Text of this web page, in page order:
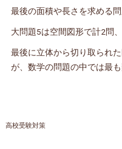
最後の面積や長さを求める問
大問題5は空間図形で計2問、
最後に立体から切り取られ
が、数学の問題の中では最も
高校受験対策